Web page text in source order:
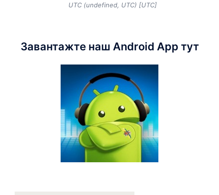
UTC (undefined, UTC) [UTC]
Завантажте наш Android App тут